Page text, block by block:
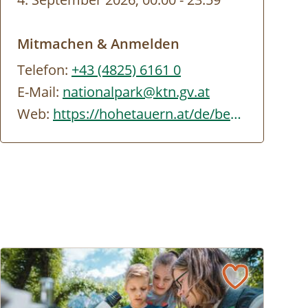
Mitmachen & Anmelden
Telefon: +43 (4825) 6161 0
E-Mail: nationalpark@ktn.gv.at
Web:
https://hohetauern.at/de/besuchen/tourenangebote.html#/erlebnisse/KTN/D05F0C42-…